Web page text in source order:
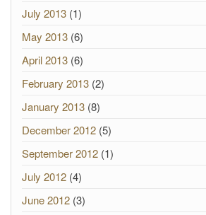
July 2013 (1)
May 2013 (6)
April 2013 (6)
February 2013 (2)
January 2013 (8)
December 2012 (5)
September 2012 (1)
July 2012 (4)
June 2012 (3)